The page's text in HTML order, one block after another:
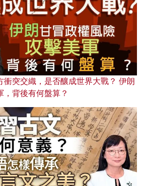
衝突交織，是否釀成世界大戰？ 伊朗
背後有何盤算？